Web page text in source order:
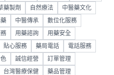
藥製劑 自然療法 中醫藥文化
中醫傳承 數位化服務
用藥諮詢 用藥安全
貼心服務 藥局電話 電話服務
誠信經營 訂單管理
台灣醫療保健 藥品管理